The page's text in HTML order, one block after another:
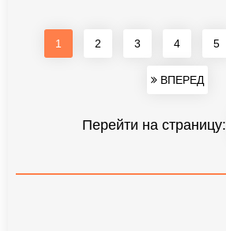
1 2 3 4 5
ВПЕРЕД
Перейти на страницу: